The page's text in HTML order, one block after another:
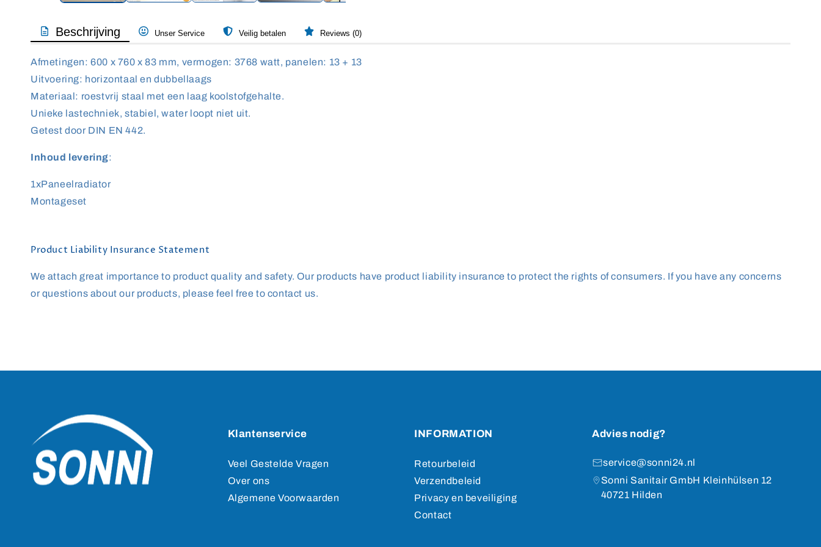
Beschrijving Unser Service Veilig betalen Reviews (0)
Afmetingen: 600 x 760 x 83 mm, vermogen: 3768 watt, panelen: 13 + 13
Uitvoering: horizontaal en dubbellaags
Materiaal: roestvrij staal met een laag koolstofgehalte.
Unieke lastechniek, stabiel, water loopt niet uit.
Getest door DIN EN 442.
Inhoud levering:
1xPaneelradiator
Montageset
Product Liability Insurance Statement
We attach great importance to product quality and safety. Our products have product liability insurance to protect the rights of consumers. If you have any concerns
or questions about our products, please feel free to contact us.
Klantenservice
Veel Gestelde Vragen
Over ons
Algemene Voorwaarden
INFORMATION
Retourbeleid
Verzendbeleid
Privacy en beveiliging
Contact
Advies nodig?
service@sonni24.nl
Sonni Sanitair GmbH Kleinhülsen 12
40721 Hilden